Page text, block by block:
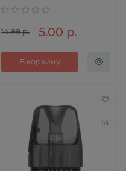
14.99 р. 5.00 р.
В корзину